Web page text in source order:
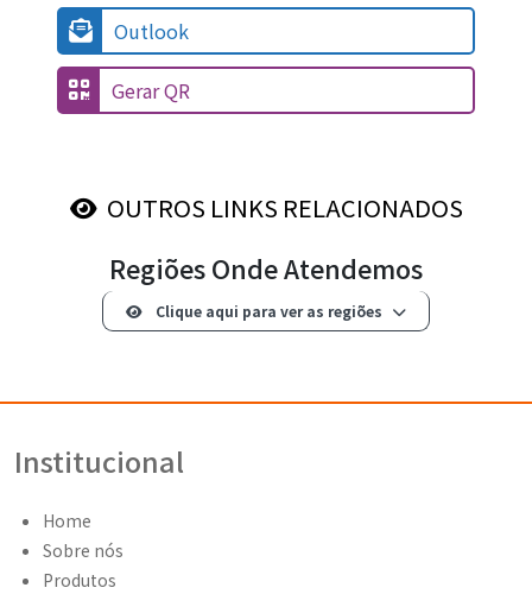
Outlook
Gerar QR
OUTROS LINKS RELACIONADOS
Regiões Onde Atendemos
Clique aqui para ver as regiões
Institucional
Home
Sobre nós
Produtos